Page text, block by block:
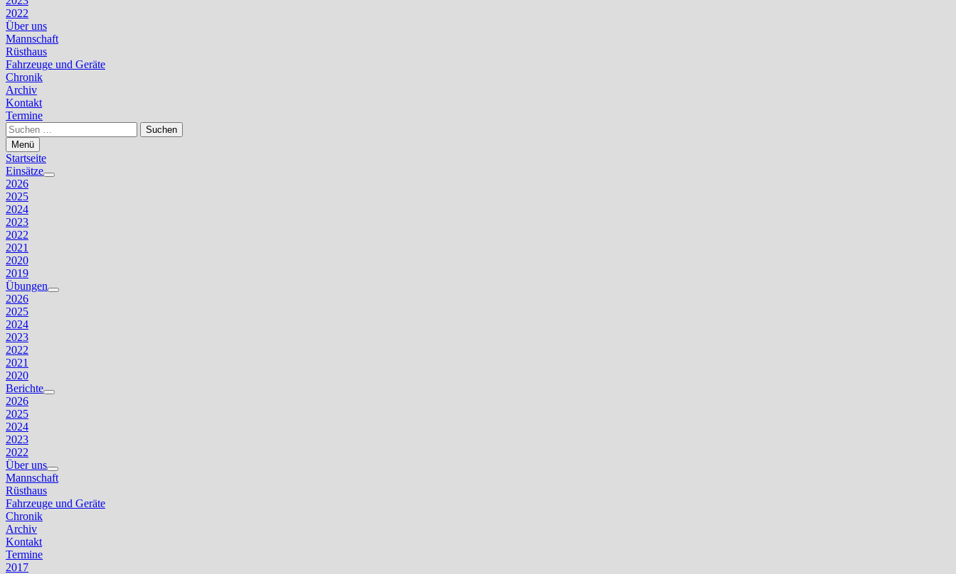
2022
Über uns
Mannschaft
Rüsthaus
Fahrzeuge und Geräte
Chronik
Archiv
Kontakt
Termine
Suchen
nach:
Menü
Startseite
Einsätze
Untermenü
2026
2025
2024
2023
2022
2021
2020
2019
Übungen
Untermenü
2026
2025
2024
2023
2022
2021
2020
Berichte
Untermenü
2026
2025
2024
2023
2022
Über uns
Untermenü
anzeigen
Mannschaft
Rüsthaus
Fahrzeuge und Geräte
Chronik
Archiv
Kontakt
Termine
2017